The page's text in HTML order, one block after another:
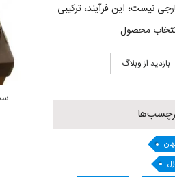
نیست؛ این فرآیند، ترکیبی
محصول...
بازدید از وبلاگ